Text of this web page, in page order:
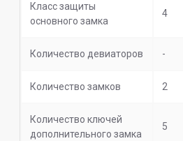
Класс защиты
основного замка
4
Количество девиаторов -
Количество замков 2
Количество ключей
дополнительного замка
5